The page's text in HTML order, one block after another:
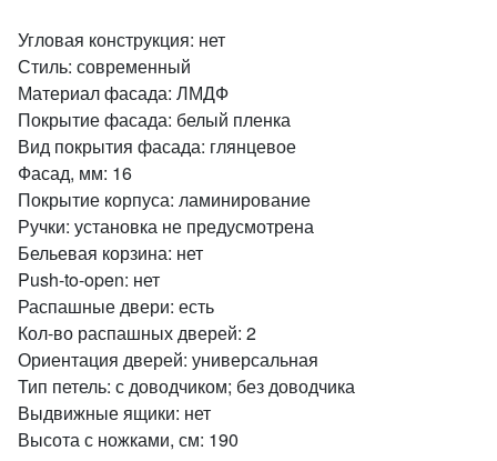
Угловая конструкция: нет
Стиль: современный
Материал фасада: ЛМДФ
Покрытие фасада: белый пленка
Вид покрытия фасада: глянцевое
Фасад, мм: 16
Покрытие корпуса: ламинирование
Ручки: установка не предусмотрена
Бельевая корзина: нет
Push-to-open: нет
Распашные двери: есть
Кол-во распашных дверей: 2
Ориентация дверей: универсальная
Тип петель: с доводчиком; без доводчика
Выдвижные ящики: нет
Высота с ножками, см: 190